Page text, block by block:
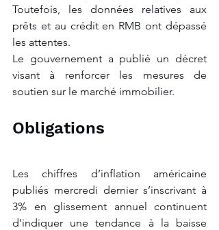
Toutefois, les données relatives aux
prêts et au crédit en RMB ont dépassé
les attentes.
Le gouvernement a publié un décret
visant à renforcer les mesures de
soutien sur le marché immobilier.
Obligations
Les chiffres d’inflation américaine
publiés mercredi dernier s’inscrivant à
3% en glissement annuel continuent
d'indiquer une tendance à la baisse